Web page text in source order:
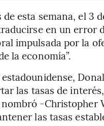
esta semana, el 3
en un error
impulsada por la
la economía”.
las tasas de
nombró -
las tasas